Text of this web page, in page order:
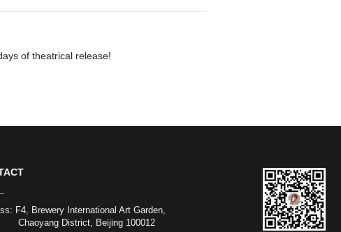
of theatrical release!
F4, Brewery International Art Garden,
District, Beijing 100012